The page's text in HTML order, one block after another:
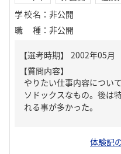
学校名 ： 非公開
職種 ： 非公開
【質問内容】
やりたい仕事内容につい
ソドックスなもの。後は
れる事が多かった。
体験記